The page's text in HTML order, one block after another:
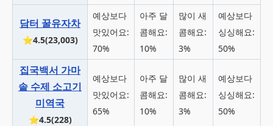
담터 꿀유자차
⭐4.5(23,003)
예상보다
맛있어요:
70%
아주 달
콤해요:
10%
많이 새
콤해요:
3%
예상보다
싱싱해요:
50%
집국백서 가마
솥 수제 소고기
미역국
⭐4.5(228)
예상보다
맛있어요:
65%
아주 달
콤해요:
10%
많이 새
콤해요:
3%
예상보다
싱싱해요:
50%